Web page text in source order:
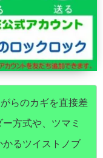
らのカギを直接差
方式や、ツマミ
かるツイストノブ